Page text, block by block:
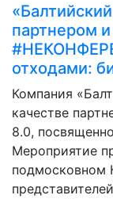
партнером
отходами:
Компания
качестве
8.0,
Мероприятие
подмосковном